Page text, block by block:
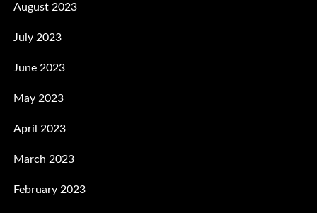
August 2023
July 2023
June 2023
May 2023
April 2023
March 2023
February 2023